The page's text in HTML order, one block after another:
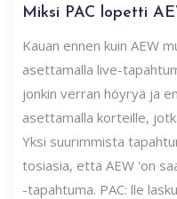
Miksi PAC lopetti
Kauan ennen kuin AEW
asettamalla live-
jonkin verran höyryä ja
asettamalla korteille,
Yksi suurimmista
tosiasia, että AEW 'on
-tapahtuma. PAC: lle